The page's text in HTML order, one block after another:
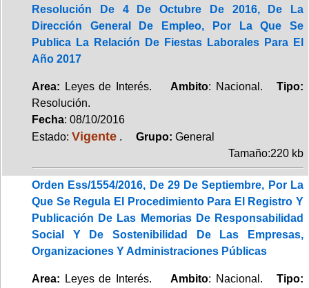
Resolución De 4 De Octubre De 2016, De La
Dirección General De Empleo, Por La Que Se
Publica La Relación De Fiestas Laborales Para El
Año 2017
Area: Leyes de Interés. Ambito: Nacional.Tipo:
Resolución.
Fecha: 08/10/2016
Estado: Vigente . Grupo: General
Tamaño:220 kb
Orden Ess/1554/2016, De 29 De Septiembre, Por La
Que Se Regula El Procedimiento Para El Registro Y
Publicación De Las Memorias De Responsabilidad
Social Y De Sostenibilidad De Las Empresas,
Organizaciones Y Administraciones Públicas
Area: Leyes de Interés.Ambito: Nacional.Tipo: